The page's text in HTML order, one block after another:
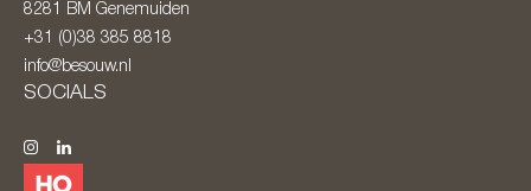
8281 BM Genemuiden
+31 (0)38 385 8818
info@besouw.nl
SOCIALS